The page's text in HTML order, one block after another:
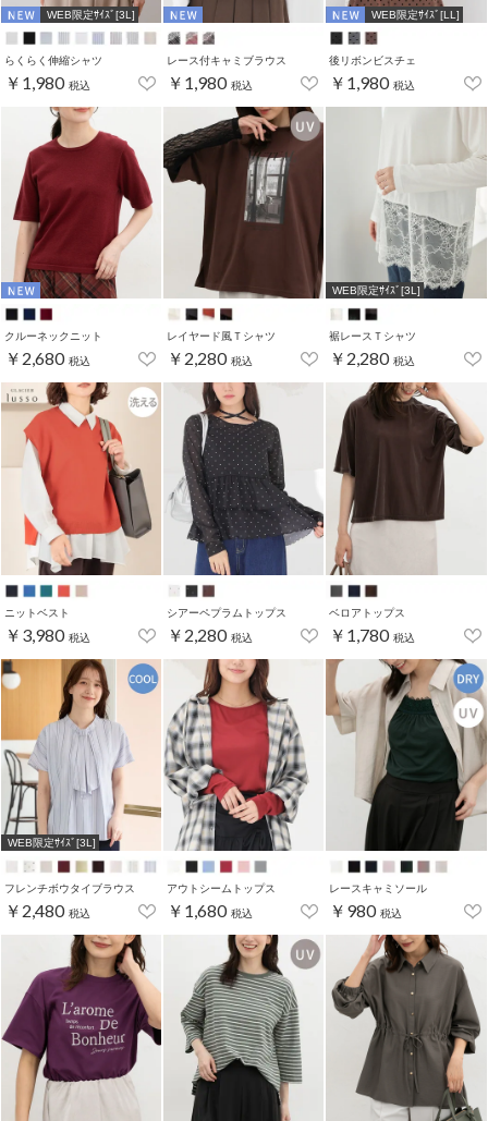
WEB限定ｻｲｽﾞ[3L]
らくらく伸縮シャツ
￥1,980 税込
レース付キャミブラウス
￥1,980 税込
WEB限定ｻｲｽﾞ[LL]
後リボンビスチェ
￥1,980 税込
クルーネックニット
￥2,680 税込
レイヤード風Ｔシャツ
￥2,280 税込
WEB限定ｻｲｽﾞ[3L]
裾レースＴシャツ
￥2,280 税込
ニットベスト
￥3,980 税込
シアーペプラムトップス
￥2,280 税込
ベロアトップス
￥1,780 税込
WEB限定ｻｲｽﾞ[3L]
フレンチボウタイブラウス
￥2,480 税込
アウトシームトップス
￥1,680 税込
レースキャミソール
￥980 税込